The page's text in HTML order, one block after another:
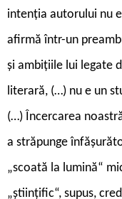
intenția autorului nu
afirmă într-un
și ambițiile lui legate
literară, (…) nu e un
(…) Încercarea
a străpunge
„scoată la lumină“
„științific“, supus,